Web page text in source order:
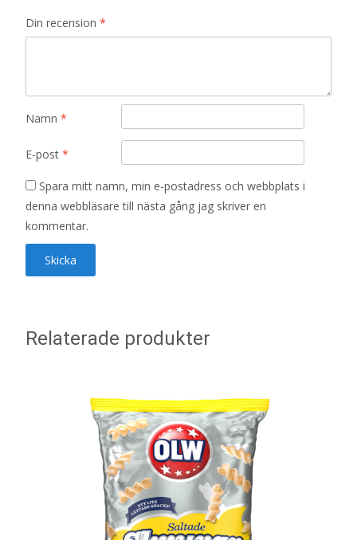
Din recension *
Namn *
E-post *
Spara mitt namn, min e-postadress och webbplats i
denna webbläsare till nästa gång jag skriver en
kommentar.
Relaterade produkter